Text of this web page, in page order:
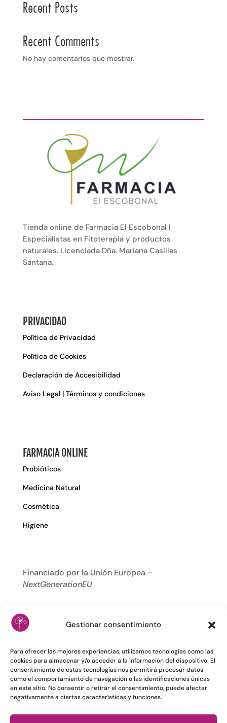
Gestionar consentimiento
Para ofrecer las mejores experiencias, utilizamos tecnologías como las
cookies para almacenar y/o acceder a la información del dispositivo. El
consentimiento de estas tecnologías nos permitirá procesar datos
como el comportamiento de navegación o las identificaciones únicas
en este sitio. No consentir o retirar el consentimiento, puede afectar
negativamente a ciertas características y funciones.
Recent Posts
Recent Comments
No hay comentarios que mostrar.
Tienda online de Farmacia El Escobonal |
Especialistas en Fitoterapia y productos
naturales. Licenciada Dña. Mariana Casillas
Santana.
PRIVACIDAD
Política de Privacidad
Política de Cookies
Declaración de Accesibilidad
Aviso Legal | Términos y condiciones
FARMACIA ONLINE
Probióticos
Medicina Natural
Cosmética
Higiene
Financiado por la Unión Europea –
NextGenerationEU